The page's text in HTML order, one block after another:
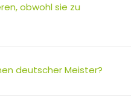
obwohl sie zu
deutscher Meister?